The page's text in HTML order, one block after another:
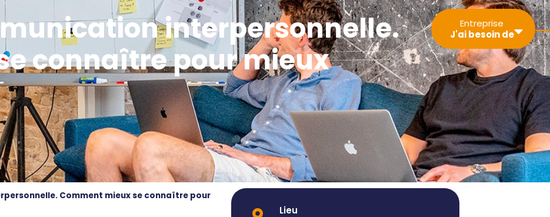
Développer ma
visibilité
Sécuriser mon
activité
Simplifier les
démarches
administratives
Booster mon
activité
Être
accompagné à
la carte
Rejoindre un
Entreprise
J'ai besoin de
Gérer un projet
Trouver un
manager de
transition
Auditer mon
organisation et
bénéficier de
conseils
Former ou
coacher mes
interpersonnelle.
connaître pour mieux
Comment mieux se connaître pour
Lieu